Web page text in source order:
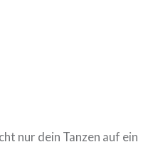
nur dein Tanzen auf ein